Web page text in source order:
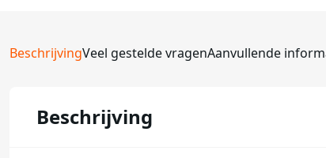
BeschrijvingVeel gestelde vragenAanvullende
Beschrijving